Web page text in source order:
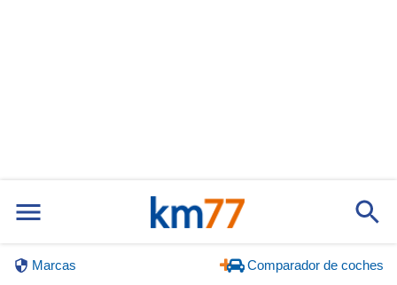
Marcas Comparador de coches